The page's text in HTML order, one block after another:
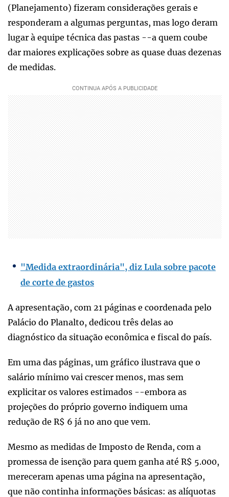
(Planejamento) fizeram considerações gerais e
responderam a algumas perguntas, mas logo deram
lugar à equipe técnica das pastas --a quem coube
dar maiores explicações sobre as quase duas dezenas
de medidas.
"Medida extraordinária", diz Lula sobre pacote
de corte de gastos
A apresentação, com 21 páginas e coordenada pelo
Palácio do Planalto, dedicou três delas ao
diagnóstico da situação econômica e fiscal do país.
Em uma das páginas, um gráfico ilustrava que o
salário mínimo vai crescer menos, mas sem
explicitar os valores estimados --embora as
projeções do próprio governo indiquem uma
redução de R$ 6 já no ano que vem.
Mesmo as medidas de Imposto de Renda, com a
promessa de isenção para quem ganha até R$ 5.000,
mereceram apenas uma página na apresentação,
que não continha informações básicas: as alíquotas